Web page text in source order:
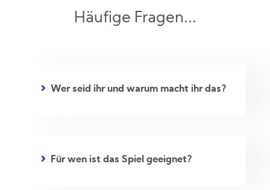
Häufige Fragen...
Wer seid ihr und warum macht ihr das?
Für wen ist das Spiel geeignet?